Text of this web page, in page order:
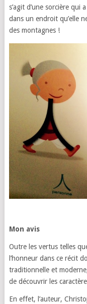
s’agit d’une sorcière qui
dans un endroit qu’elle
des montagnes !
Mon avis
Outre les vertus telles
l’honneur dans ce récit
traditionnelle et
de découvrir les
En effet, l’auteur,